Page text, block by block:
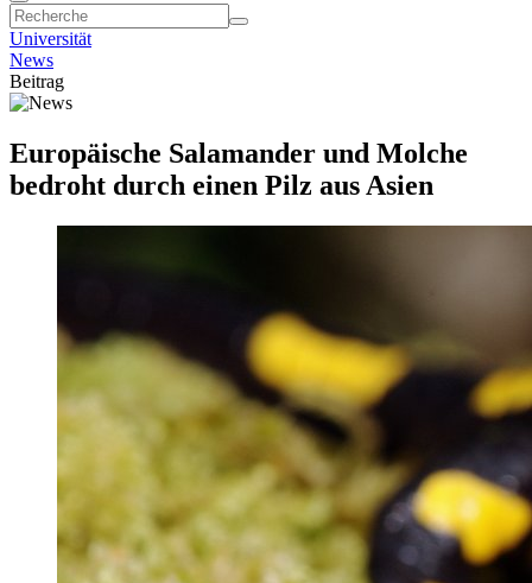
Universität
News
Beitrag
Europäische Salamander und Molche
bedroht durch einen Pilz aus Asien